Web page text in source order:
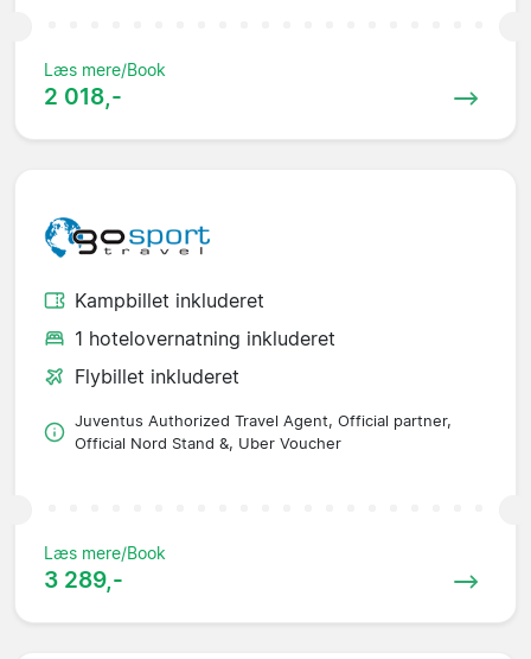
Læs mere/Book
2 018,-
Kampbillet inkluderet
1 hotelovernatning inkluderet
Flybillet inkluderet
Juventus Authorized Travel Agent, Official partner,
Official Nord Stand &, Uber Voucher
Læs mere/Book
3 289,-